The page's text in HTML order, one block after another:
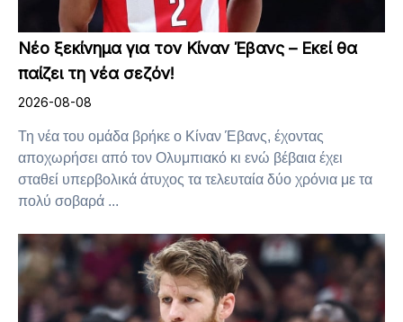
Νέο ξεκίνημα για τον Κίναν Έβανς – Εκεί θα
παίζει τη νέα σεζόν!
2026-08-08
Τη νέα του ομάδα βρήκε ο Κίναν Έβανς, έχοντας
αποχωρήσει από τον Ολυμπιακό κι ενώ βέβαια έχει
σταθεί υπερβολικά άτυχος τα τελευταία δύο χρόνια με τα
πολύ σοβαρά ...